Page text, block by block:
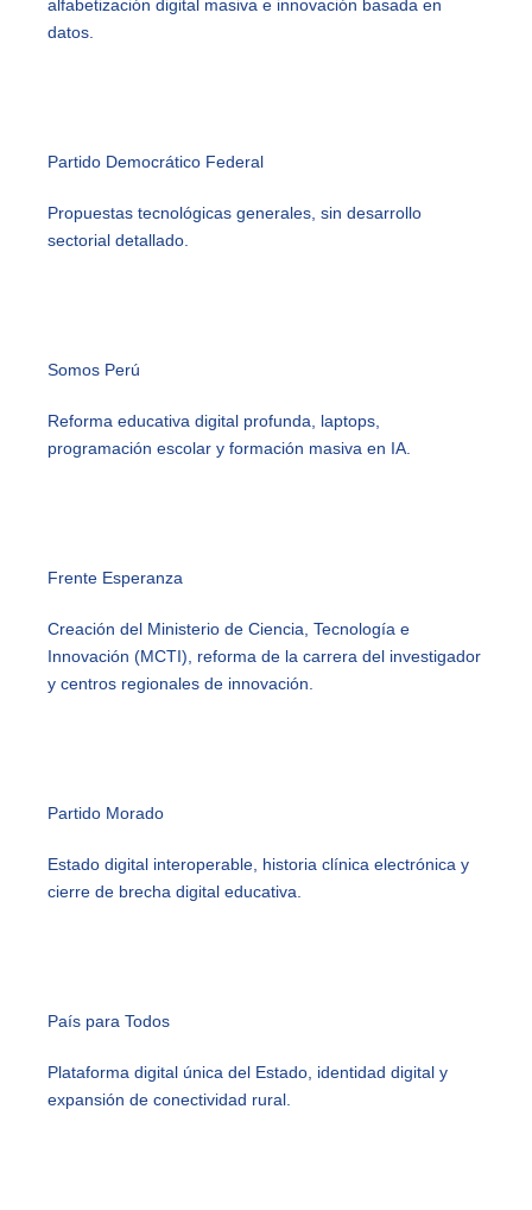
alfabetización digital masiva e innovación basada en
datos.
Partido Democrático Federal
Propuestas tecnológicas generales, sin desarrollo
sectorial detallado.
Somos Perú
Reforma educativa digital profunda, laptops,
programación escolar y formación masiva en IA.
Frente Esperanza
Creación del Ministerio de Ciencia, Tecnología e
Innovación (MCTI), reforma de la carrera del investigador
y centros regionales de innovación.
Partido Morado
Estado digital interoperable, historia clínica electrónica y
cierre de brecha digital educativa.
País para Todos
Plataforma digital única del Estado, identidad digital y
expansión de conectividad rural.